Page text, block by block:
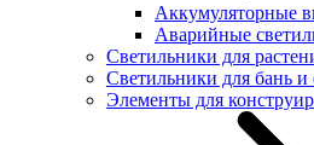
Аккумуляторные
Аварийные
Светильники для
Светильники для бань и
Элементы для